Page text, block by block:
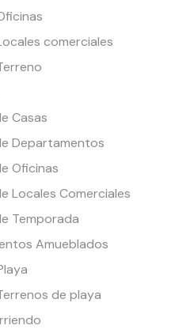
comerciales
Casas
Departamentos
Oficinas
Locales Comerciales
Temporada
Amueblados
de playa